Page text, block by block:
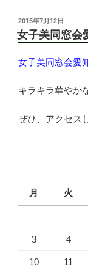
投
稿
日:
2015年7月12日
女子美同窓会
女子美同窓会愛
キラキラ華やか
ぜひ、アクセス
月
火
3 4
10 11